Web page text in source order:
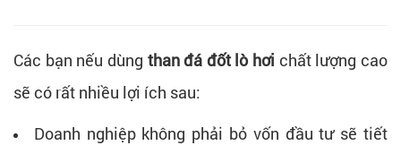
Các bạn nếu dùng than đá đốt lò hơi chất lượng cao
sẽ có rất nhiều lợi ích sau:
Doanh nghiệp không phải bỏ vốn đầu tư sẽ tiết